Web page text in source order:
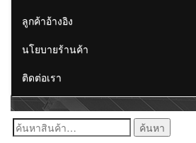
ลูกค้าอ้างอิง
นโยบายร้านค้า
ติดต่อเรา
ค้นหา: